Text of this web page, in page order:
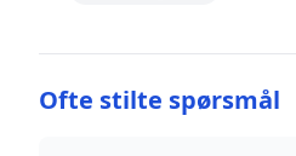
Ofte stilte spørsmål